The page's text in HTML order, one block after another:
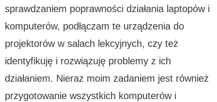
sprawdzaniem poprawności działania laptopów i
komputerów, podłączam te urządzenia do
projektorów w salach lekcyjnych, czy też
identyfikuję i rozwiązuję problemy z ich
działaniem. Nieraz moim zadaniem jest również
przygotowanie wszystkich komputerów i